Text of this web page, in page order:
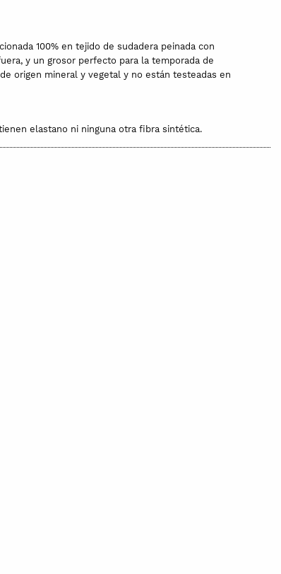
100% en tejido de sudadera peinada con
y un grosor perfecto para la temporada de
origen mineral y vegetal y no están testeadas en
elastano ni ninguna otra fibra sintética.
una temperatura inferior a 110 C.